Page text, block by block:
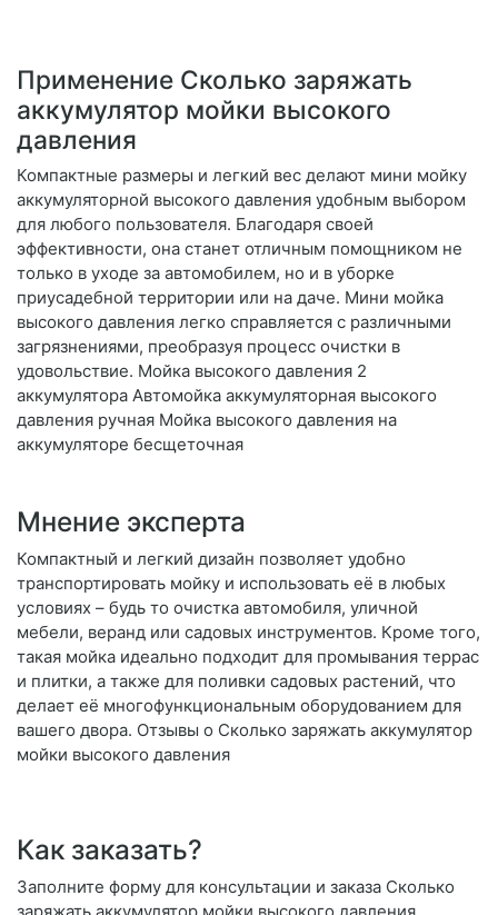
Применение Сколько заряжать
аккумулятор мойки высокого
давления
Компактные размеры и легкий вес делают мини мойку
аккумуляторной высокого давления удобным выбором
для любого пользователя. Благодаря своей
эффективности, она станет отличным помощником не
только в уходе за автомобилем, но и в уборке
приусадебной территории или на даче. Мини мойка
высокого давления легко справляется с различными
загрязнениями, преобразуя процесс очистки в
удовольствие. Мойка высокого давления 2
аккумулятора Автомойка аккумуляторная высокого
давления ручная Мойка высокого давления на
аккумуляторе бесщеточная
Мнение эксперта
Компактный и легкий дизайн позволяет удобно
транспортировать мойку и использовать её в любых
условиях – будь то очистка автомобиля, уличной
мебели, веранд или садовых инструментов. Кроме того,
такая мойка идеально подходит для промывания террас
и плитки, а также для поливки садовых растений, что
делает её многофункциональным оборудованием для
вашего двора. Отзывы о Сколько заряжать аккумулятор
мойки высокого давления
Как заказать?
Заполните форму для консультации и заказа Сколько